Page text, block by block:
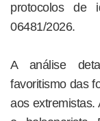
protocolos de
06481/2026.
A análise
favoritismo das
aos extremistas.